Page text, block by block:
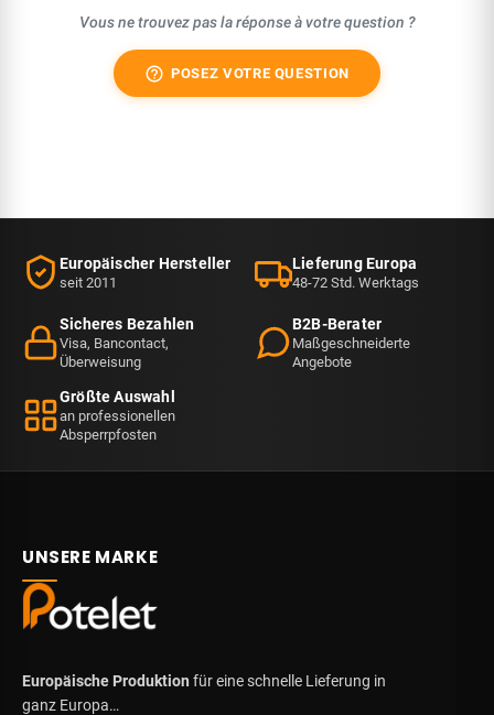
Vous ne trouvez pas la réponse à votre question ?
help_outline POSEZ VOTRE QUESTION
Europäischer Hersteller
seit 2011
Lieferung Europa
48-72 Std. Werktags
Sicheres Bezahlen
Visa, Bancontact,
Überweisung
B2B-Berater
Maßgeschneiderte
Angebote
Größte Auswahl
an professionellen
Absperrpfosten
UNSERE MARKE
Europäische Produktion für eine schnelle Lieferung in
ganz Europa…